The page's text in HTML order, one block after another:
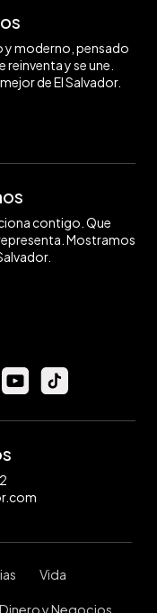
moderno, pensado
reinventa y se une.
de El Salvador.
contigo. Que
Mostramos
Vida
Dinero y Negocios